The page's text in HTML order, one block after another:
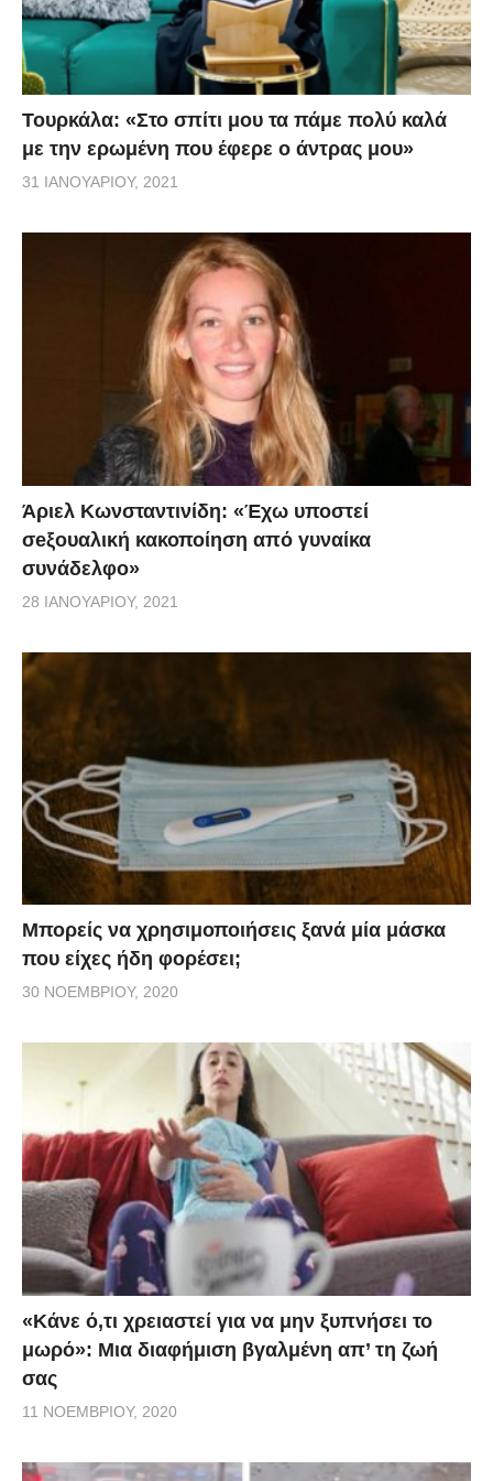
Τουρκάλα: «Στο σπίτι μου τα πάμε πολύ καλά
με την ερωμένη που έφερε ο άντρας μου»
31 ΙΑΝΟΥΑΡΊΟΥ, 2021
Άριελ Κωνσταντινίδη: «Έχω υποστεί
σeξουαλική κακοποίηση από γυναίκα
συνάδελφο»
28 ΙΑΝΟΥΑΡΊΟΥ, 2021
Μπορείς να χρησιμοποιήσεις ξανά μία μάσκα
που είχες ήδη φορέσει;
30 ΝΟΕΜΒΡΊΟΥ, 2020
«Κάνε ό,τι χρειαστεί για να μην ξυπνήσει το
μωρό»: Μια διαφήμιση βγαλμένη απ’ τη ζωή
σας
11 ΝΟΕΜΒΡΊΟΥ, 2020